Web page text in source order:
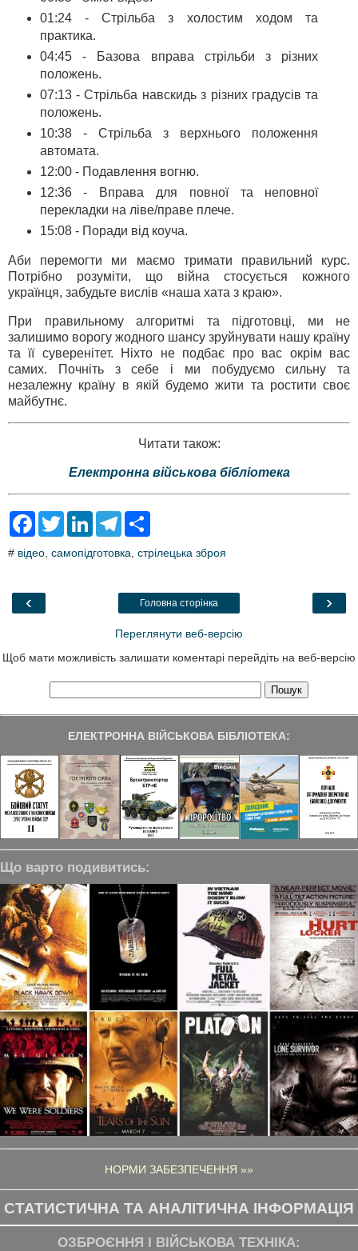
01:24 - Стрільба з холостим ходом та
практика.
04:45 - Базова вправа стрільби з різних
положень.
07:13 - Стрільба навскидь з різних градусів та
положень.
10:38 - Стрільба з верхнього положення
автомата.
12:00 - Подавлення вогню.
12:36 - Вправа для повної та неповної
перекладки на ліве/праве плече.
15:08 - Поради від коуча.
Аби перемогти ми маємо тримати правильний курс.
Потрібно розуміти, що війна стосується кожного
українця, забудьте вислів «наша хата з краю».
При правильному алгоритмі та підготовці, ми не
залишимо ворогу жодного шансу зруйнувати нашу країну
та її суверенітет. Ніхто не подбає про вас окрім вас
самих. Почніть з себе і ми побудуємо сильну та
незалежну країну в якій будемо жити та ростити своє
майбутнє.
Читати також:
Електронна військова бібліотека
F
e
o
T
t
L
k
T
e
a
r
# відео самопідготовка стрілецька зброя
‹ ›
Головна сторінка
Переглянути веб-версію
Щоб мати можливість залишати коментарі перейдіть на веб-версію
ЕЛЕКТРОННА ВІЙСЬКОВА БІБЛІОТЕКА:
Що варто подивитись:
НОРМИ ЗАБЕЗПЕЧЕННЯ »»
СТАТИСТИЧНА ТА АНАЛІТИЧНА ІНФОРМАЦІЯ
ОЗБРОЄННЯ І ВІЙСЬКОВА ТЕХНІКА: